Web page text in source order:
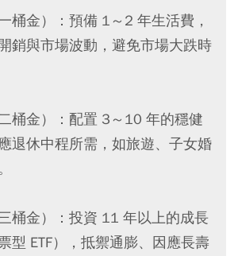
桶金）：預備 1～2 年生活費，
銷與市場波動，避免市場大跌時
桶金）：配置 3～10 年的穩健
退休中程所需，如旅遊、子女婚
桶金）：投資 11 年以上的成長
型 ETF），抵禦通膨、因應長壽